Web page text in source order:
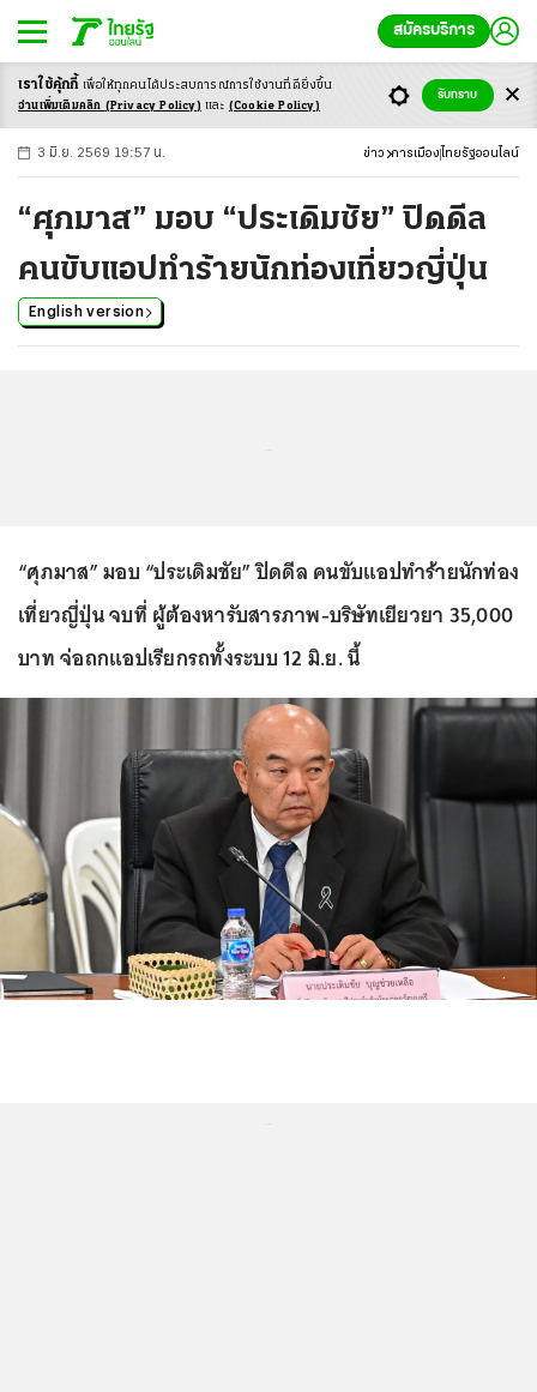
สมัครบริการ
-ก ก ก+
3 มิ.ย. 2569 19:57 น. ข่าว การเมือง ไทยรัฐออนไลน์
“ศุภมาส” มอบ “ประเดิมชัย” ปิดดีล
คนขับแอปทำร้ายนักท่องเที่ยวญี่ปุ่น
English version
“ศุภมาส” มอบ “ประเดิมชัย” ปิดดีล คนขับแอปทำร้ายนักท่อง
เที่ยวญี่ปุ่น จบที่ ผู้ต้องหารับสารภาพ-บริษัทเยียวยา 35,000
บาท จ่อถกแอปเรียกรถทั้งระบบ 12 มิ.ย. นี้
เราใช้คุ้กกี้ เพื่อให้ทุกคนได้ประสบการณ์การใช้งานที่ดียิ่งขึ้น
อ่านเพิ่มเติมคลิก (Privacy Policy) และ (Cookie Policy)
รับทราบ